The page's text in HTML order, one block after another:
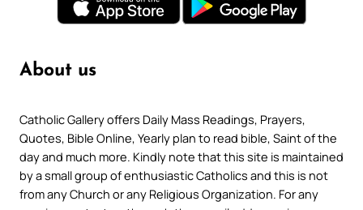
About us
Catholic Gallery offers Daily Mass Readings, Prayers,
Quotes, Bible Online, Yearly plan to read bible, Saint of the
day and much more. Kindly note that this site is maintained
by a small group of enthusiastic Catholics and this is not
from any Church or any Religious Organization. For any